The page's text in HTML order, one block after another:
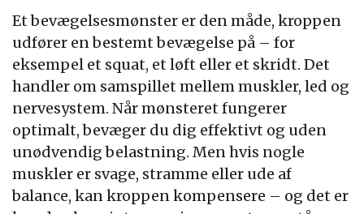
Et bevægelsesmønster er den måde, kroppen
udfører en bestemt bevægelse på – for
eksempel et squat, et løft eller et skridt. Det
handler om samspillet mellem muskler, led og
nervesystem. Når mønsteret fungerer
optimalt, bevæger du dig effektivt og uden
unødvendig belastning. Men hvis nogle
muskler er svage, stramme eller ude af
balance, kan kroppen kompensere – og det er